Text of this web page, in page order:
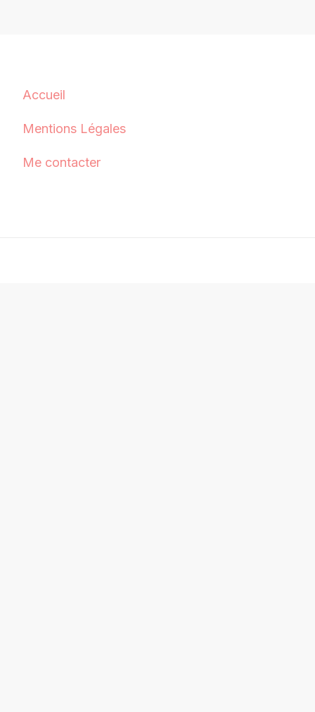
Accueil
Mentions Légales
Me contacter